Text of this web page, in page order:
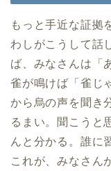
もっと手近な証拠
わしがこうして話
ば、みなさんは「
雀が鳴けば「雀じ
から烏の声を聞き
るまい。聞こうと
んと分かる。誰に
これが、みなさん